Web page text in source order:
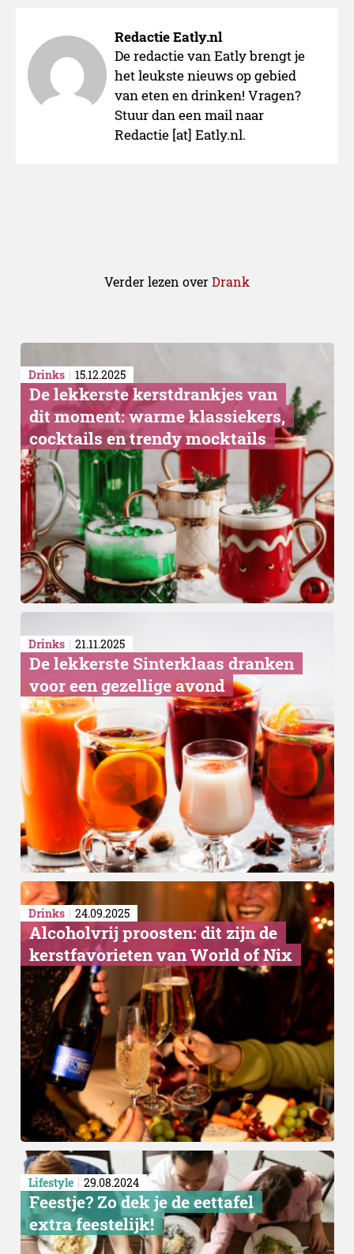
Hoofddeksels
Roots
Korte film
Redactie Eatly.nl
De redactie van Eatly brengt je
het leukste nieuws op gebied
van eten en drinken! Vragen?
Stuur dan een mail naar
Redactie [at] Eatly.nl.
Verder lezen overDrank
Drinks 15.12.2025
De lekkerste kerstdrankjes van
dit moment: warme klassiekers,
cocktails en trendy mocktails
Drinks 21.11.2025
De lekkerste Sinterklaas dranken
voor een gezellige avond
Drinks 24.09.2025
Alcoholvrij proosten: dit zijn de
kerstfavorieten van World of Nix
Lifestyle 29.08.2024
Feestje? Zo dek je de eettafel
extra feestelijk!